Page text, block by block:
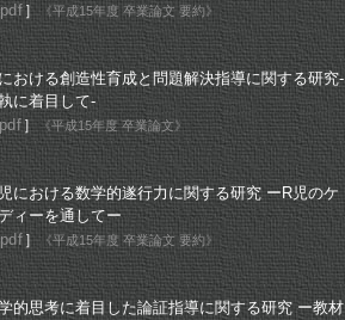
］ 《平成15年度 卒業論文 要約》
おける創造性育成と問題解決指導に関する研究-
に着目して-
］《平成15年度 卒業論文》
における数学的遂行力に関する研究 ーR児のケ
ィーを通してー
］《平成15年度 卒業論文 要約》
的思考に着目した論証指導に関する研究 ー教材